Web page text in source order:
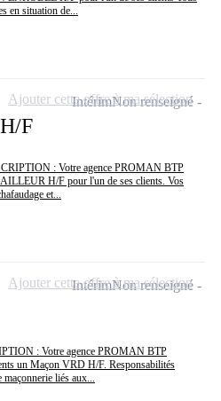
en situation de...
F
: Votre agence PROMAN BTP
H/F pour l'un de ses clients. Vos
et...
IntérimNon renseigné
Ajouter cette offre à ma sélection
: Votre agence PROMAN BTP
un Maçon VRD H/F. Responsabilités
liés aux...
IntérimNon renseigné
Ajouter cette offre à ma sélection